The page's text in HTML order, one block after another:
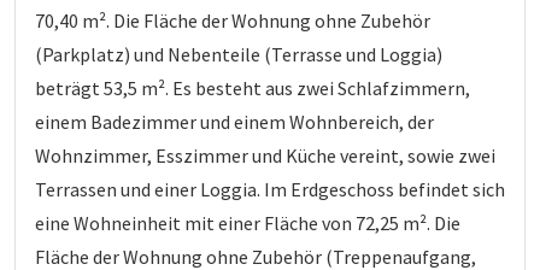
70,40 m². Die Fläche der Wohnung ohne Zubehör
(Parkplatz) und Nebenteile (Terrasse und Loggia)
beträgt 53,5 m². Es besteht aus zwei Schlafzimmern,
einem Badezimmer und einem Wohnbereich, der
Wohnzimmer, Esszimmer und Küche vereint, sowie zwei
Terrassen und einer Loggia. Im Erdgeschoss befindet sich
eine Wohneinheit mit einer Fläche von 72,25 m². Die
Fläche der Wohnung ohne Zubehör (Treppenaufgang,